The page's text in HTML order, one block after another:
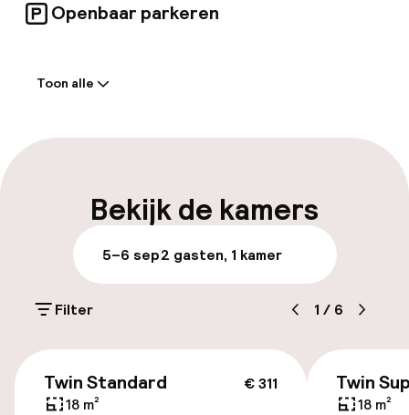
Openbaar parkeren
Self-service inchecken (kiosk)
Vroeg uitchecken mogelijk
Laat uitchecken mogelijk
Meertalige medewerkers
Toon alle
Bekijk de kamers
5–6 sep2 gasten, 1 kamer
Filter 1 / 6
€ 311
Twin Standard
18 m²
Twin
18 m²